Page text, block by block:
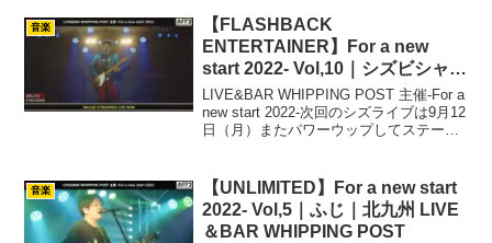
ローラーのシズビシャス。3か月の間に44
公演するという化け...
音楽
【FLASHBACK
ENTERTAINER】For a new
start 2022- Vol,10｜シズビシャス
｜北九州 LIVE＆BAR WHIPPING
POST
LIVE&BAR WHIPPING POST 主催-For a
new start 2022-次回のシズライブは9月12
日（月）またパワーウップしてステージ
音楽
【UNLIMITED】For a new start
2022- Vol,5｜ふじ｜北九州 LIVE
＆BAR WHIPPING POST